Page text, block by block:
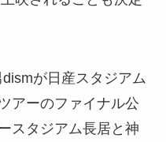
が日産スタジアム
アーのファイナル公
スタジアム長居と神